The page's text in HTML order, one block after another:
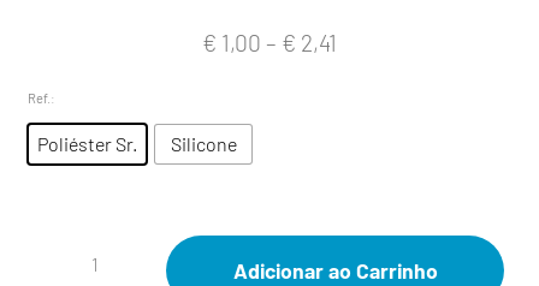
€ 1,00 – € 2,41
Ref. :
Poliéster Sr. Silicone
Adicionar ao Carrinho